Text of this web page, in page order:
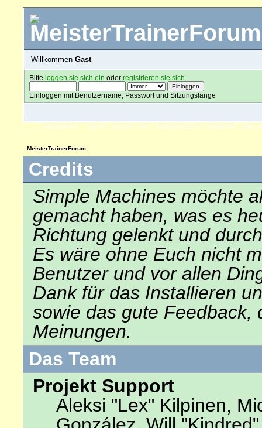
Willkommen Gast
Bitteloggen sie sich ein oderregistrieren sie sich
Einloggen mit Benutzername, Passwort und Sitzungslänge
ÜBERSICHT HILFE SUCHE FAQ FORENREGELN SPENDEN
MeisterTrainerForum
Credits
Simple Machines möchte
gemacht haben, was es
Richtung gelenkt und
Es wäre ohne Euch nicht
Benutzer und vor allen
Dank für das Installieren
sowie das gute Feedback,
Meinungen.
Das Team
Projekt Support
Aleksi "Lex" Kilpinen,